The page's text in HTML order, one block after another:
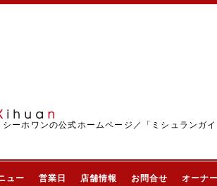
ーホワンの公式ホームページ／「ミシュランガ
ュー 営業日 店舗情報 お問合せ オーナ